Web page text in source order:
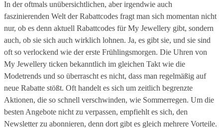
In der oftmals unübersichtlichen, aber irgendwie auch
faszinierenden Welt der Rabattcodes fragt man sich momentan nicht
nur, ob es denn aktuell Rabattcodes für My Jewellery gibt, sondern
auch, ob sie sich auch wirklich lohnen. Ja, es gibt sie, und sie sind
oft so verlockend wie der erste Frühlingsmorgen. Die Uhren von
My Jewellery ticken bekanntlich im gleichen Takt wie die
Modetrends und so überrascht es nicht, dass man regelmäßig auf
neue Rabatte stößt. Oft handelt es sich um zeitlich begrenzte
Aktionen, die so schnell verschwinden, wie Sommerregen. Um die
besten Angebote nicht zu verpassen, empfiehlt es sich, den
Newsletter zu abonnieren, denn dort gibt es gleich mehrere Vorteile.